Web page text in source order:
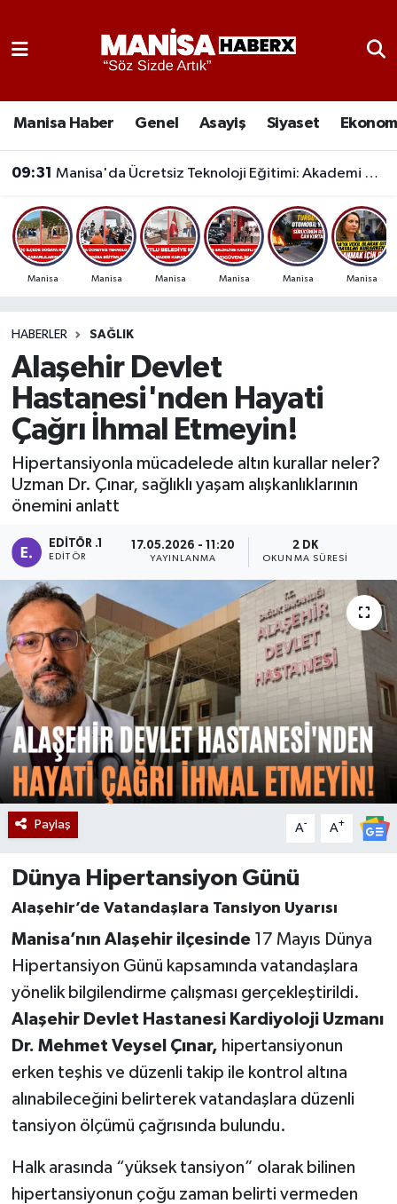
Manisa Haber Genel Asayiş Siyaset
09:31 Manisa'da Ücretsiz Teknoloji Eğitimi: Akademi Manisa Eğitimlere Başladı
Manisa Manisa Manisa Manisa Manisa Manisa
HABERLER SAĞLIK
Alaşehir Devlet
Hastanesi'nden Hayati
Çağrı İhmal Etmeyin!
Hipertansiyonla mücadelede altın kurallar neler?
Uzman Dr. Çınar, sağlıklı yaşam alışkanlıklarının
önemini anlatt
EDITÖR .1
EDITÖR
17.05.2026 - 11:20
YAYINLANMA
2 DK
OKUNMA SÜRESI
Paylaş A- A+
Dünya Hipertansiyon Günü
Alaşehir’de Vatandaşlara Tansiyon Uyarısı
Manisa’nın Alaşehir ilçesinde 17 Mayıs Dünya
Hipertansiyon Günü kapsamında vatandaşlara
yönelik bilgilendirme çalışması gerçekleştirildi.
Alaşehir Devlet Hastanesi Kardiyoloji Uzmanı
Dr. Mehmet Veysel Çınar, hipertansiyonun
erken teşhis ve düzenli takip ile kontrol altına
alınabileceğini belirterek vatandaşlara düzenli
tansiyon ölçümü çağrısında bulundu.
Halk arasında “yüksek tansiyon” olarak bilinen
hipertansiyonun çoğu zaman belirti vermeden
Genel
Güncel
Kültür-Sanat
Manisa Haber
Manisaspor
Sağlık
Yaşam
Gizlilik Sözleşmesi
İletişim
Manisa Nöbetçi Eczaneler
Manisa Trafik Yoğunluk Haritası
Süper Lig Puan Durumu ve Fikstür
Son Dakika Haberleri
Haber Arşivi